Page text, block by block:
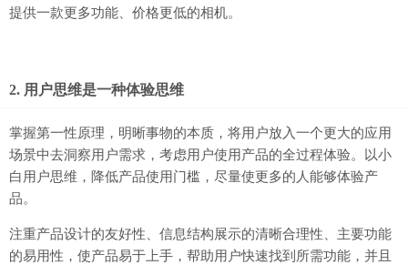
提供一款更多功能、价格更低的相机。
2. 用户思维是一种体验思维
掌握第一性原理，明晰事物的本质，将用户放入一个更大的应用
场景中去洞察用户需求，考虑用户使用产品的全过程体验。以小
白用户思维，降低产品使用门槛，尽量使更多的人能够体验产
品。
注重产品设计的友好性、信息结构展示的清晰合理性、主要功能
的易用性，使产品易于上手，帮助用户快速找到所需功能，并且